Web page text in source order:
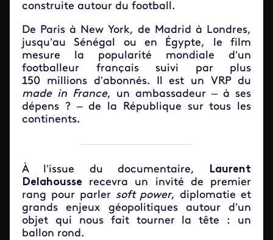
construite autour du football.
De Paris à New York, de Madrid à Londres,
jusqu’au Sénégal ou en Égypte, le film
mesure la popularité mondiale d’un
footballeur français suivi par plus
150 millions d’abonnés. Il est un VRP du
made in France, un ambassadeur – à ses
dépens ? – de la République sur tous les
continents.
À l’issue du documentaire,
Laurent
Delahousse recevra un invité de premier
rang pour parler soft power, diplomatie et
grands enjeux géopolitiques autour d’un
objet qui nous fait tourner la tête : un
ballon rond.